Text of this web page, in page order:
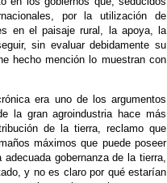
por la utilización de
en el paisaje rural, la apoya, la
sin evaluar debidamente su
hecho mención lo muestran con
era uno de los argumentos
la gran agroindustria hace más
de la tierra, reclamo que
máximos que puede poseer
gobernanza de la tierra,
y no es claro por qué estarían